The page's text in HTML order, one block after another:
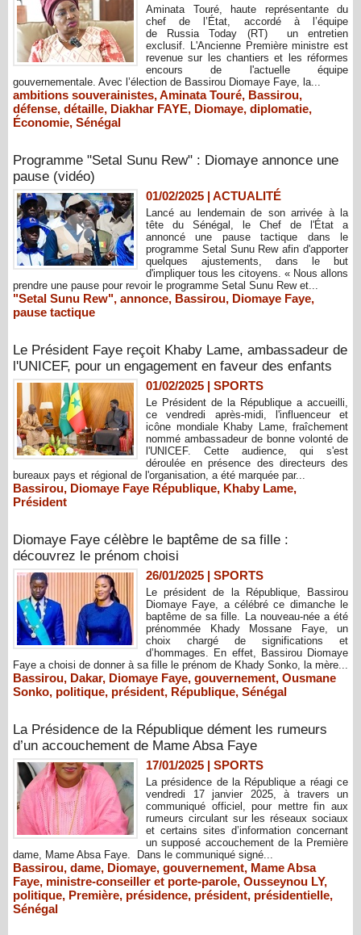
Aminata Touré, haute représentante du
chef de l’État, accordé à l’équipe
de Russia Today (RT) un entretien
exclusif. L'Ancienne Première ministre est
revenue sur les chantiers et les réformes
encours de l'actuelle équipe
gouvernementale. Avec l’élection de Bassirou Diomaye Faye, la...
ambitions souverainistes,Aminata Touré, Bassirou,
défense, détaille, Diakhar FAYE, Diomaye, diplomatie,
Économie, Sénégal
Programme "Setal Sunu Rew" : Diomaye annonce une
pause (vidéo)
01/02/2025 | ACTUALITÉ
Lancé au lendemain de son arrivée à la
tête du Sénégal, le Chef de l'État a
annoncé une pause tactique dans le
programme Setal Sunu Rew afin d'apporter
quelques ajustements, dans le but
d'impliquer tous les citoyens. « Nous allons
prendre une pause pour revoir le programme Setal Sunu Rew et...
"Setal Sunu Rew", annonce, Bassirou, Diomaye Faye,
pause tactique
Le Président Faye reçoit Khaby Lame, ambassadeur de
l'UNICEF, pour un engagement en faveur des enfants
01/02/2025 | SPORTS
Le Président de la République a accueilli,
ce vendredi après-midi, l'influenceur et
icône mondiale Khaby Lame, fraîchement
nommé ambassadeur de bonne volonté de
l'UNICEF. Cette audience, qui s'est
déroulée en présence des directeurs des
bureaux pays et régional de l'organisation, a été marquée par...
Bassirou, Diomaye Faye République, Khaby Lame,
Président
Diomaye Faye célèbre le baptême de sa fille :
découvrez le prénom choisi
26/01/2025 | SPORTS
Le président de la République, Bassirou
Diomaye Faye, a célébré ce dimanche le
baptême de sa fille. La nouveau-née a été
prénommée Khady Mossane Faye, un
choix chargé de significations et
d’hommages. En effet, Bassirou Diomaye
Faye a choisi de donner à sa fille le prénom de Khady Sonko, la mère...
Bassirou, Dakar, Diomaye Faye, gouvernement, Ousmane
Sonko, politique, président, République, Sénégal
La Présidence de la République dément les rumeurs
d’un accouchement de Mame Absa Faye
17/01/2025 | SPORTS
La présidence de la République a réagi ce
vendredi 17 janvier 2025, à travers un
communiqué officiel, pour mettre fin aux
rumeurs circulant sur les réseaux sociaux
et certains sites d’information concernant
un supposé accouchement de la Première
dame, Mame Absa Faye. ​ Dans le communiqué signé...
Bassirou, dame, Diomaye, gouvernement, Mame Absa
Faye, ministre-conseiller et porte-parole, Ousseynou LY,
politique, Première, présidence, président, présidentielle,
Sénégal